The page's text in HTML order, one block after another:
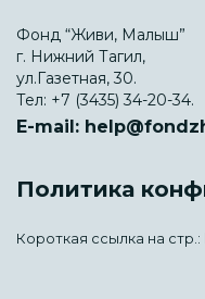
Фонд “Живи, Малыш”
г. Нижний Тагил,
ул.Газетная, 30.
Тел: +7 (3435) 34-20-34.
E-mail:
Политика
Короткая ссылка на стр.: